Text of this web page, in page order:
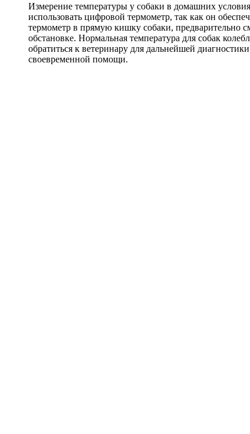
Измерение температуры у собаки в домашних
использовать цифровой термометр, так как он
термометр в прямую кишку собаки, предварительно
обстановке. Нормальная температура для собак
обратиться к ветеринару для дальнейшей
своевременной помощи.